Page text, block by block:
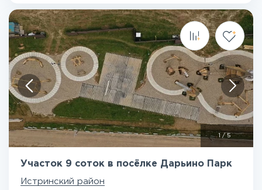
/ 5
Участок 9 соток в посёлке Дарьино Парк
Истринский район